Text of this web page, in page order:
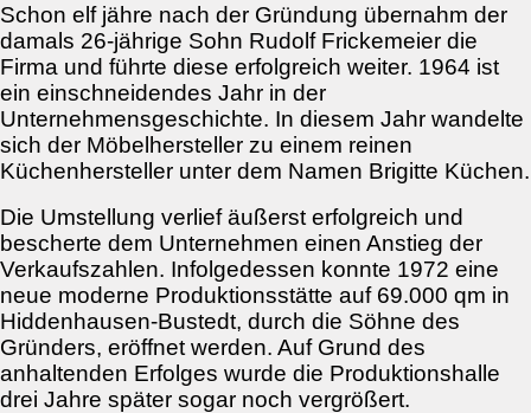
Schon elf jähre nach der Gründung übernahm der
damals 26-jährige Sohn Rudolf Frickemeier die
Firma und führte diese erfolgreich weiter. 1964 ist
ein einschneidendes Jahr in der
Unternehmensgeschichte. In diesem Jahr wandelte
sich der Möbelhersteller zu einem reinen
Küchenhersteller unter dem Namen Brigitte Küchen.
Die Umstellung verlief äußerst erfolgreich und
bescherte dem Unternehmen einen Anstieg der
Verkaufszahlen. Infolgedessen konnte 1972 eine
neue moderne Produktionsstätte auf 69.000 qm in
Hiddenhausen-Bustedt, durch die Söhne des
Gründers, eröffnet werden. Auf Grund des
anhaltenden Erfolges wurde die Produktionshalle
drei Jahre später sogar noch vergrößert.